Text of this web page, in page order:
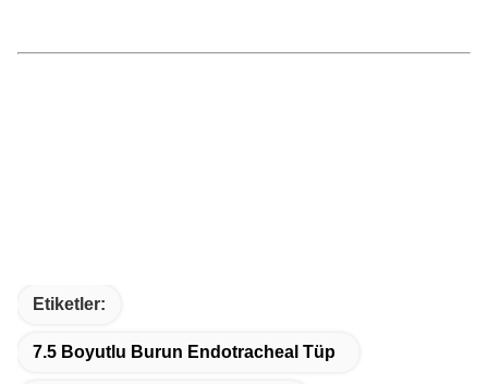
Etiketler:
7.5 Boyutlu Burun Endotracheal Tüp